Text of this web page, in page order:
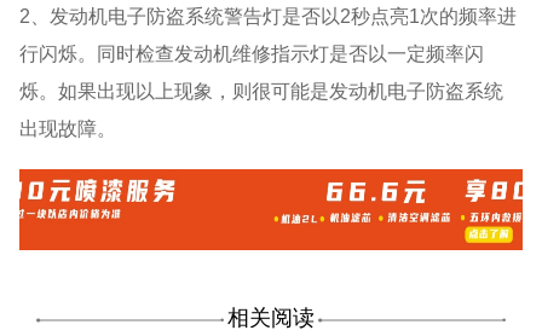
2、发动机电子防盗系统警告灯是否以2秒点亮1次的频率进
行闪烁。同时检查发动机维修指示灯是否以一定频率闪
烁。如果出现以上现象，则很可能是发动机电子防盗系统
出现故障。
相关阅读